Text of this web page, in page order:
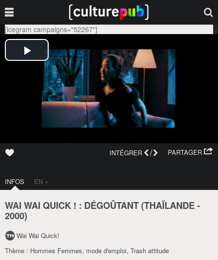
[icegram campaigns="52267"]
PARTAGER
INTÉGRER /
INFOS EN +
WAI WAI QUICK ! : DÉGOÛTANT (THAÏLANDE-
2000)
Wai Wai Quick!
Thème : Hommes Femmes, mode d'emploi, Trash attitude